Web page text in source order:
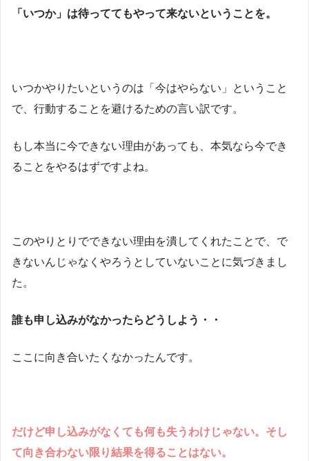
「いつか」は待っててもやって来ないということを。
いつかやりたいというのは「今はやらない」ということ
で、行動することを避けるための言い訳です。
もし本当に今できない理由があっても、本気なら今でき
ることをやるはずですよね。
このやりとりでできない理由を潰してくれたことで、で
きないんじゃなくやろうとしていないことに気づきまし
た。
誰も申し込みがなかったらどうしよう・・
ここに向き合いたくなかったんです。
だけど申し込みがなくても何も失うわけじゃない。そし
て向き合わない限り結果を得ることはない。